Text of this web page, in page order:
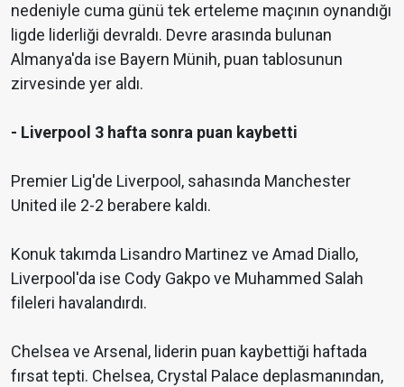
nedeniyle cuma günü tek erteleme maçının oynandığı
ligde liderliği devraldı. Devre arasında bulunan
Almanya'da ise Bayern Münih, puan tablosunun
zirvesinde yer aldı.
- Liverpool 3 hafta sonra puan kaybetti
Premier Lig'de Liverpool, sahasında Manchester
United ile 2-2 berabere kaldı.
Konuk takımda Lisandro Martinez ve Amad Diallo,
Liverpool'da ise Cody Gakpo ve Muhammed Salah
fileleri havalandırdı.
Chelsea ve Arsenal, liderin puan kaybettiği haftada
fırsat tepti. Chelsea, Crystal Palace deplasmanından,